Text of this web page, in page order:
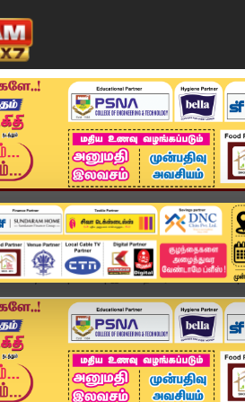
அண்மை தமிழ்நாடு சினிமா
Today Rasipalan | இன்றைய ராசி பலன்கள் |